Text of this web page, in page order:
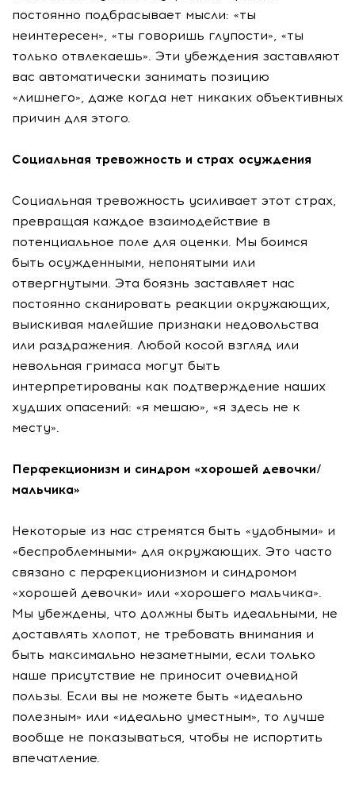
постоянно подбрасывает мысли: «ты
неинтересен», «ты говоришь глупости», «ты
только отвлекаешь». Эти убеждения заставляют
вас автоматически занимать позицию
«лишнего», даже когда нет никаких объективных
причин для этого.
Социальная тревожность и страх осуждения
Социальная тревожность усиливает этот страх,
превращая каждое взаимодействие в
потенциальное поле для оценки. Мы боимся
быть осужденными, непонятыми или
отвергнутыми. Эта боязнь заставляет нас
постоянно сканировать реакции окружающих,
выискивая малейшие признаки недовольства
или раздражения. Любой косой взгляд или
невольная гримаса могут быть
интерпретированы как подтверждение наших
худших опасений: «я мешаю», «я здесь не к
месту».
Перфекционизм и синдром «хорошей девочки/
мальчика»
Некоторые из нас стремятся быть «удобными» и
«беспроблемными» для окружающих. Это часто
связано с перфекционизмом и синдромом
«хорошей девочки» или «хорошего мальчика».
Мы убеждены, что должны быть идеальными, не
доставлять хлопот, не требовать внимания и
быть максимально незаметными, если только
наше присутствие не приносит очевидной
пользы. Если вы не можете быть «идеально
полезным» или «идеально уместным», то лучше
вообще не показываться, чтобы не испортить
впечатление.